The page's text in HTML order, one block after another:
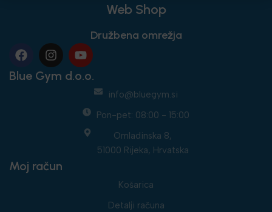
Web Shop
Družbena omrežja
Blue Gym d.o.o.
info@bluegym.si
Pon-pet: 08:00 - 15:00
Omladinska 8,
51000 Rijeka, Hrvatska
Moj račun
Košarica
Detalji računa